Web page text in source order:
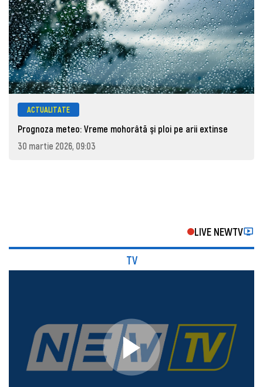
ACTUALITATE
Prognoza meteo: Vreme mohorâtă şi ploi pe arii extinse
30 martie 2026, 09:03
LIVE NEWTV
TV